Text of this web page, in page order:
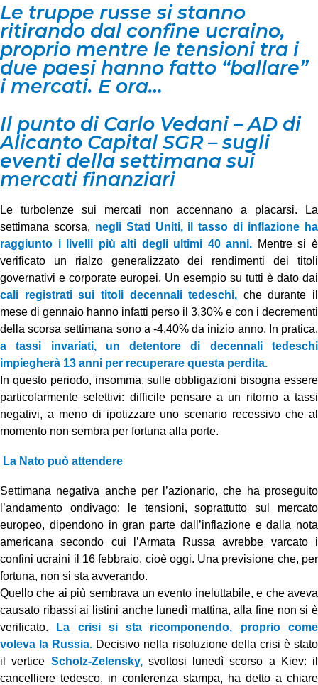
Le truppe russe si stanno
ritirando dal confine ucraino,
proprio mentre le tensioni tra i
due paesi hanno fatto “ballare”
i mercati. E ora…
Il punto di Carlo Vedani – AD di
Alicanto Capital SGR – sugli
eventi della settimana sui
mercati finanziari
Le turbolenze sui mercati non accennano a placarsi. La
settimana scorsa, negli Stati Uniti, il tasso di inflazione ha
raggiunto i livelli più alti degli ultimi 40 anni. Mentre si è
verificato un rialzo generalizzato dei rendimenti dei titoli
governativi e corporate europei. Un esempio su tutti è dato dai
cali registrati sui titoli decennali tedeschi, che durante il
mese di gennaio hanno infatti perso il 3,30% e con i decrementi
della scorsa settimana sono a -4,40% da inizio anno. In pratica,
a tassi invariati, un detentore di decennali tedeschi
impiegherà 13 anni per recuperare questa perdita.
In questo periodo, insomma, sulle obbligazioni bisogna essere
particolarmente selettivi: difficile pensare a un ritorno a tassi
negativi, a meno di ipotizzare uno scenario recessivo che al
momento non sembra per fortuna alla porte.
La Nato può attendere
Settimana negativa anche per l’azionario, che ha proseguito
l’andamento ondivago: le tensioni, soprattutto sul mercato
europeo, dipendono in gran parte dall’inflazione e dalla nota
americana secondo cui l’Armata Russa avrebbe varcato i
confini ucraini il 16 febbraio, cioè oggi. Una previsione che, per
fortuna, non si sta avverando.
Quello che ai più sembrava un evento ineluttabile, e che aveva
causato ribassi ai listini anche lunedì mattina, alla fine non si è
verificato.
La crisi si sta ricomponendo, proprio come
voleva la Russia. Decisivo nella risoluzione della crisi è stato
il vertice Scholz-Zelensky,svoltosi lunedì scorso a Kiev: il
cancelliere tedesco, in conferenza stampa, ha detto a chiare